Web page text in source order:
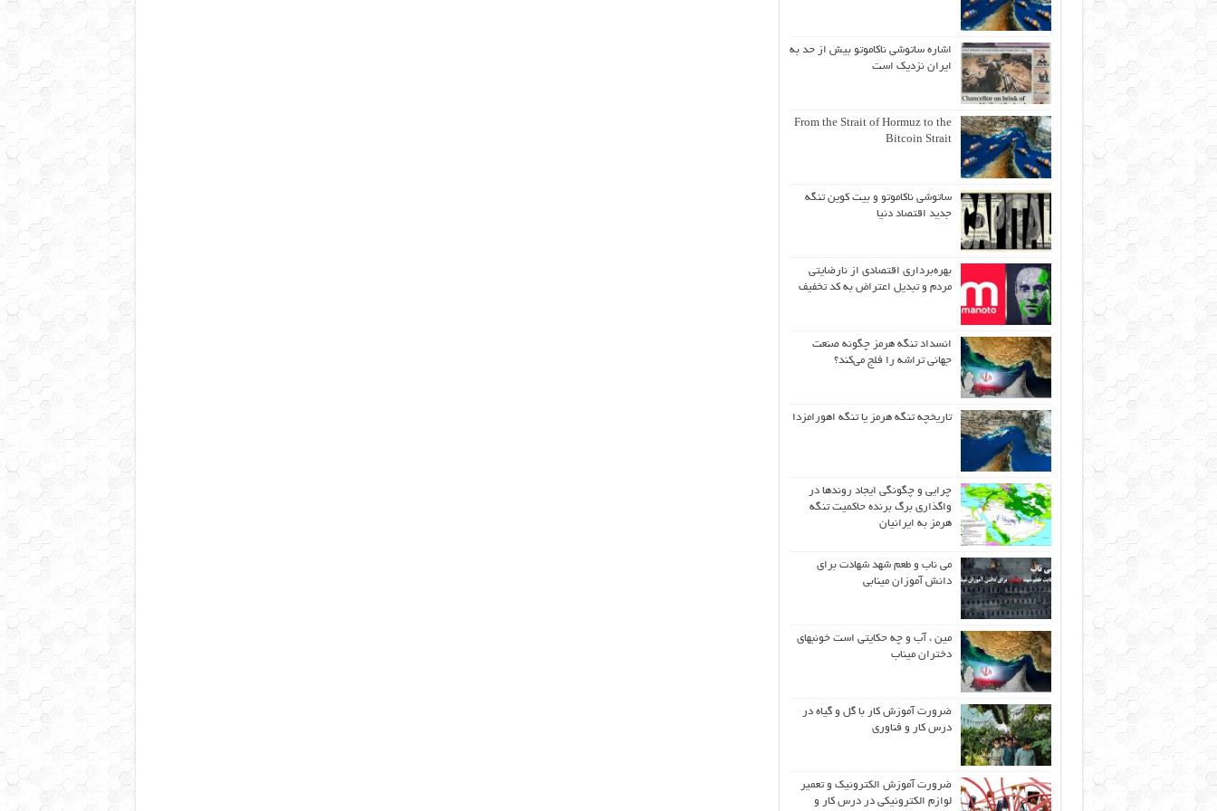
اشاره ساتوشی ناکاموتو بیش از حد به
ایران نزدیک است
From the Strait of Hormuz to the
Bitcoin Strait
ساتوشی ناکاموتو و بیت کوین تنگه
جدید اقتصاد دنیا
بهره‌برداری اقتصادی از نارضایتی
مردم و تبدیل اعتراض به کد تخفیف
انسداد تنگه هرمز چگونه صنعت
جهانی تراشه را فلج می‌کند؟
تاریخچه تنگه هرمز یا تنگه اهورامزدا
چرایی و چگونگی ایجاد روندها در
واگذاری برگ برنده حاکمیت تنگه
هرمز به ایرانیان
می ناب و طعم شهد شهادت برای
دانش آموزان مینابی
مین ، آب و چه حکایتی است خونبهای
دختران میناب
ضرورت آموزش کار با گل و گیاه در
درس کار و فناوری
ضرورت آموزش الکترونیک و تعمیر
لوازم الکترونیکی در درس کار و